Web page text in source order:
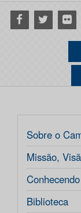
Facebook
Twitter Flickr
Sobre o
Missão,
Biblioteca